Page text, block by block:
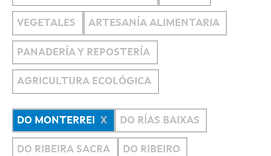
VEGETALES ARTESANÍA ALIMENTARIA
PANADERÍA Y REPOSTERÍA
AGRICULTURA ECOLÓGICA
DO MONTERREI DO RÍAS BAIXAS
DO RIBEIRA SACRA DO RIBEIRO